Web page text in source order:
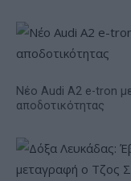
Νέο Audi A2 e-tron
αποδοτικότητας